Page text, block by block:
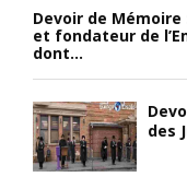
Devoir de
et fondateur de
dont...
des